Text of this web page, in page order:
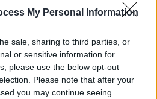
My Personal Information
sale, sharing to third parties, or
or sensitive information for
please use the below opt-out
Please note that after your
you may continue seeing
államfő kedden
Berijev A-50 típusú katonai
február 26-án, bár "nem
Ez volt az első hivatalos